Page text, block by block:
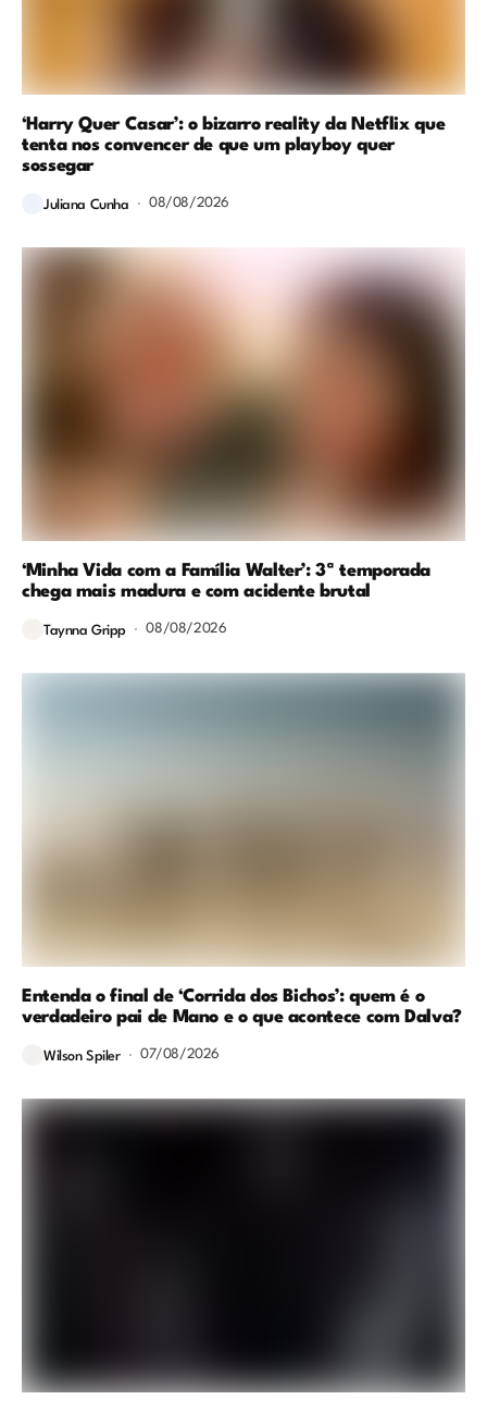
‘Harry Quer Casar’: o bizarro reality da Netflix que
tenta nos convencer de que um playboy quer
sossegar
Juliana Cunha 08/08/2026
‘Minha Vida com a Família Walter’: 3ª temporada
chega mais madura e com acidente brutal
Taynna Gripp 08/08/2026
Entenda o final de ‘Corrida dos Bichos’: quem é o
verdadeiro pai de Mano e o que acontece com Dalva?
Wilson Spiler 07/08/2026